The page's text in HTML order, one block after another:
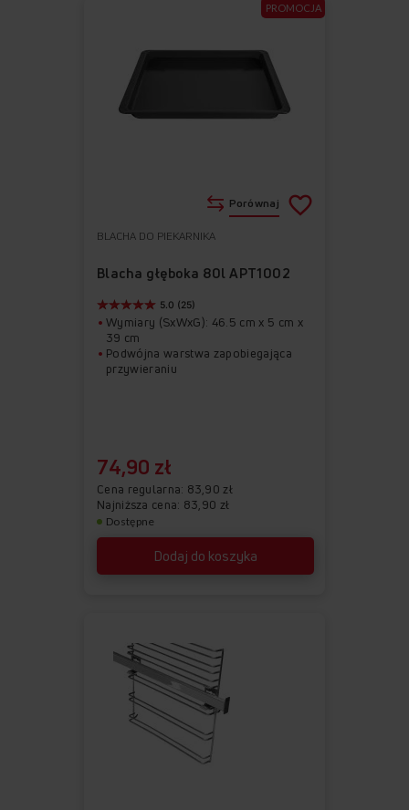
BLACHA DO PIEKARNIKA
Blacha głęboka 80l APT1002
Dodaj do koszyka
5.0 (25)
Wymiary (SxWxG): 46.5 cm x 5 cm x
39 cm
Podwójna warstwa zapobiegająca
przywieraniu
74,90 zł
Cena regularna 83,90 zł
Najniższa cena: 83,90 zł
Dostępne
Porównaj
PROMOCJA